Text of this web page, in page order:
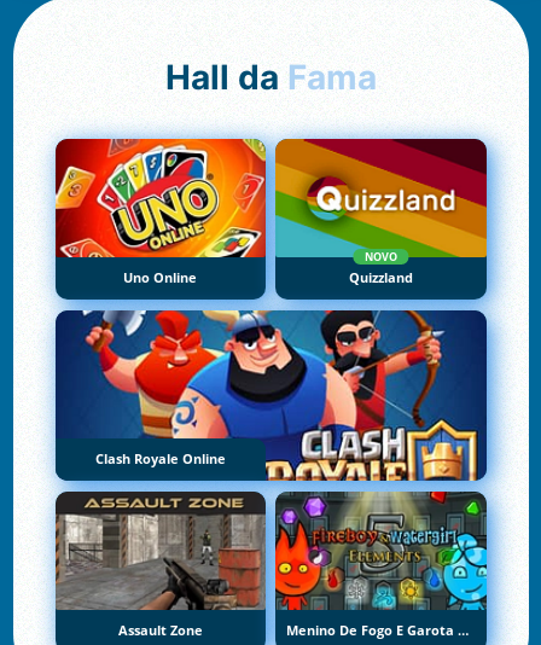
Hall da Fama
Uno Online
NOVO
Quizzland
Clash Royale Online
Assault Zone Menino De Fogo E Garota De Água 5: Elementos